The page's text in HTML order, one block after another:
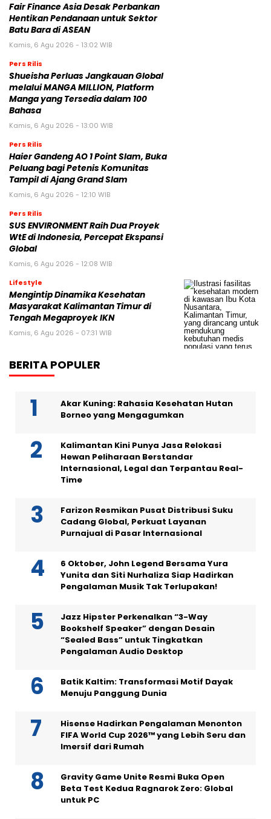
Fair Finance Asia Desak Perbankan
Hentikan Pendanaan untuk Sektor
Batu Bara di ASEAN
Kamis, 6 Agu 2026 - 13:02 WIB
Pers Rilis
Shueisha Perluas Jangkauan Global
melalui MANGA MILLION, Platform
Manga yang Tersedia dalam 100
Bahasa
Kamis, 6 Agu 2026 - 13:00 WIB
Pers Rilis
Haier Gandeng AO 1 Point Slam, Buka
Peluang bagi Petenis Komunitas
Tampil di Ajang Grand Slam
Kamis, 6 Agu 2026 - 12:10 WIB
Pers Rilis
SUS ENVIRONMENT Raih Dua Proyek
WtE di Indonesia, Percepat Ekspansi
Global
Kamis, 6 Agu 2026 - 12:08 WIB
Lifestyle
Mengintip Dinamika Kesehatan
Masyarakat Kalimantan Timur di
Tengah Megaproyek IKN
Kamis, 6 Agu 2026 - 07:31 WIB
BERITA POPULER
Akar Kuning: Rahasia Kesehatan Hutan
Borneo yang Mengagumkan
Kalimantan Kini Punya Jasa Relokasi
Hewan Peliharaan Berstandar
Internasional, Legal dan Terpantau Real-
Time
Farizon Resmikan Pusat Distribusi Suku
Cadang Global, Perkuat Layanan
Purnajual di Pasar Internasional
6 Oktober, John Legend Bersama Yura
Yunita dan Siti Nurhaliza Siap Hadirkan
Pengalaman Musik Tak Terlupakan!
Jazz Hipster Perkenalkan “3-Way
Bookshelf Speaker” dengan Desain
“Sealed Bass” untuk Tingkatkan
Pengalaman Audio Desktop
Batik Kaltim: Transformasi Motif Dayak
Menuju Panggung Dunia
Hisense Hadirkan Pengalaman Menonton
FIFA World Cup 2026™ yang Lebih Seru dan
Imersif dari Rumah
Gravity Game Unite Resmi Buka Open
Beta Test Kedua Ragnarok Zero: Global
untuk PC